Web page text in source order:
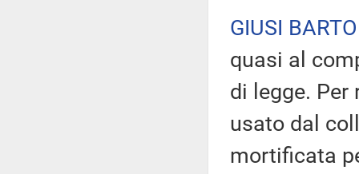
GIUSI
quasi al
di legge. Per
usato dal
mortificata